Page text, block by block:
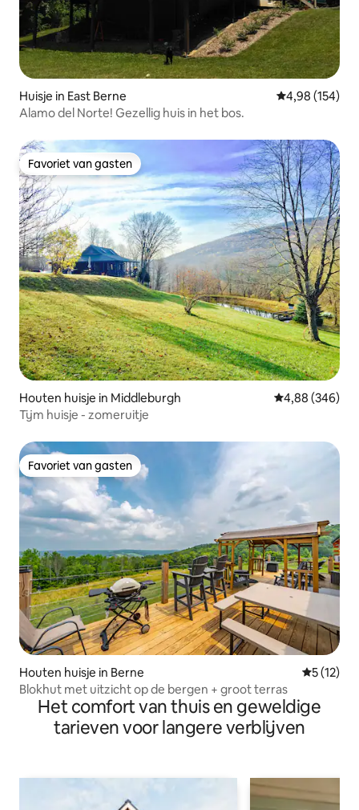
Huisje in East Berne Gemiddelde
4,98 (154)
Alamo del Norte! Gezellig huis in het bos.
Favoriet van gasten
Favoriet van gasten
Houten huisje in Middleburgh Gemiddelde
4,88 (346)
Tijm huisje - zomeruitje
Favoriet van gasten
Favoriet van gasten
Houten huisje in Berne
5 (12)
Blokhut met uitzicht op de bergen + groot terras
Het comfort van thuis en geweldige
tarieven voor langere verblijven